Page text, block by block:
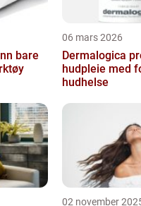
06 mars 2026
Dermalogica profesjonell
hudpleie med
hudhelse
02 november